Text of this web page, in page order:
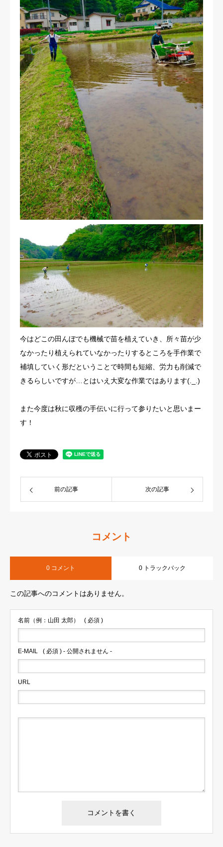
今はどこの田んぼでも機械で苗を植えていき、所々苗が少
なかったり植えられていなかったりするところを手作業で
補填していく形だということで時間も短縮、労力も削減で
きるらしいですが…とはいえ大変な作業ではあります(._.)
また今度は秋に収穫の手伝いに行って参りたいと思いまー
す！
前の記事 次の記事
コメント
0 コメント 0 トラックバック
この記事へのコメントはありません。
名前（例：山田 太郎） ( 必須 )
E-MAIL ( 必須 ) - 公開されません -
URL